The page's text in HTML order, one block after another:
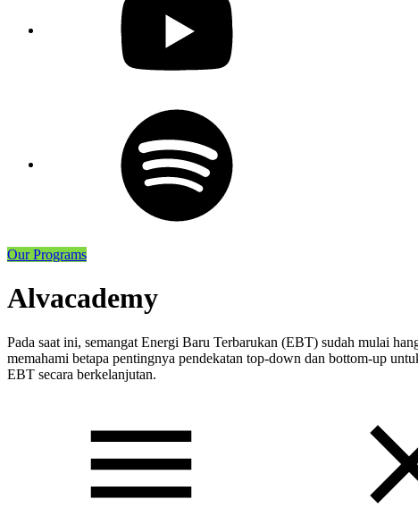
Our Programs
Alvacademy
Pada saat ini, semangat Energi Baru Terbarukan (EBT) sudah mulai
memahami betapa pentingnya pendekatan top-down dan bottom-up
EBT secara berkelanjutan.